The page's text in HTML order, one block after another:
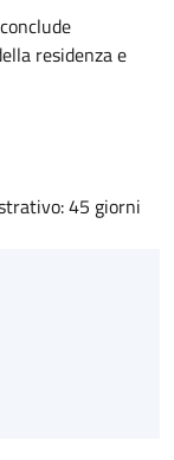
residenza e
45 giorni